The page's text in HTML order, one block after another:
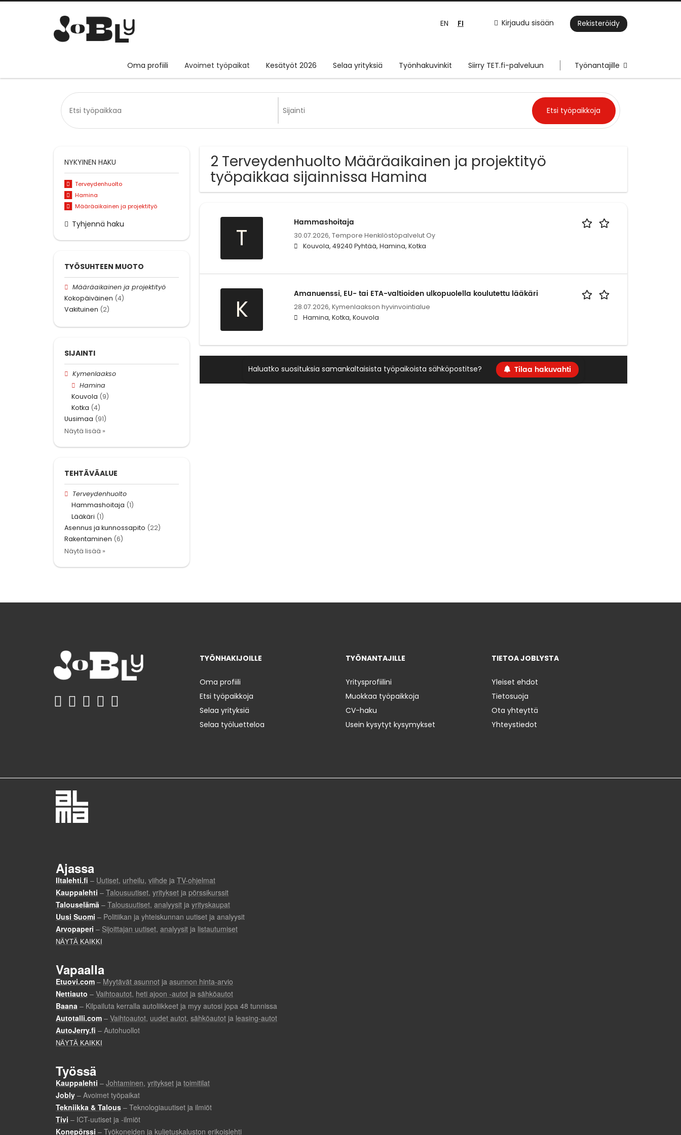
Kirjaudu sisään Rekisteröidy
EN FI
Oma profiili Avoimet työpaikat Kesätyöt 2026 Selaa yrityksiä Työnhakuvinkit Siirry TET.fi-palveluun Työnantajille
2 Terveydenhuolto Määräaikainen ja projektityö
työpaikkaa sijainnissa Hamina
T
Hammashoitaja
30.07.2026, Tempore Henkilöstöpalvelut Oy
Kouvola, 49240 Pyhtää, Hamina, Kotka
K
Amanuenssi, EU- tai ETA-valtioiden ulkopuolella koulutettu lääkäri
28.07.2026, Kymenlaakson hyvinvointialue
Hamina, Kotka, Kouvola
Haluatko suosituksia samankaltaisista työpaikoista sähköpostitse? Tilaa hakuvahti
NYKYINEN HAKU
Terveydenhuolto
Hamina
Määräaikainen ja projektityö
Tyhjennä haku
TYÖSUHTEEN MUOTO
Määräaikainen ja projektityö
Kokopäiväinen (4)
Vakituinen (2)
SIJAINTI
Kymenlaakso
Hamina
Kouvola (9)
Kotka (4)
Uusimaa (91)
Näytä lisää »
TEHTÄVÄALUE
Terveydenhuolto
Hammashoitaja (1)
Lääkäri (1)
Asennus ja kunnossapito (22)
Rakentaminen (6)
Näytä lisää »
TYÖNHAKIJOILLE
Oma profiili
Etsi työpaikkoja
Selaa yrityksiä
Selaa työluetteloa
TYÖNANTAJILLE
Yritysprofiilini
Muokkaa työpaikkoja
CV-haku
Usein kysytyt kysymykset
TIETOA JOBLYSTA
Yleiset ehdot
Tietosuoja
Ota yhteyttä
Yhteystiedot